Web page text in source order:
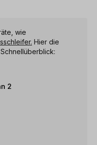
wie
Hier die
2